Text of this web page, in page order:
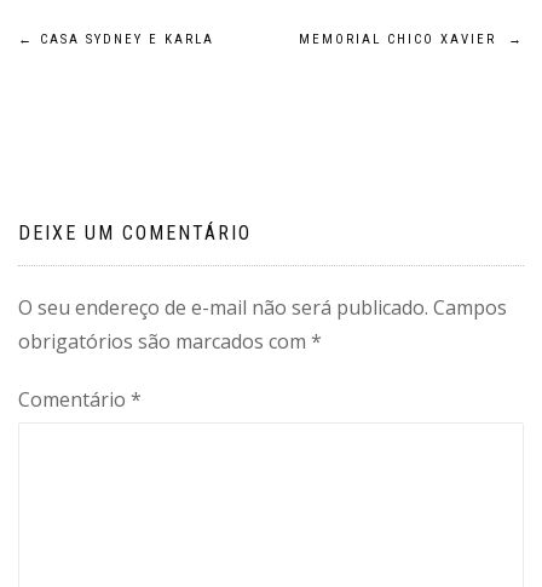
Navegação
← CASA SYDNEY E KARLA MEMORIAL CHICO XAVIER →
DEIXE UM COMENTÁRIO
O seu endereço de e-mail não será publicado. Campos
obrigatórios são marcados com *
Comentário *